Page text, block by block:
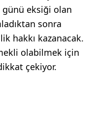
günü eksiği olan
sonra
hakkı kazanacak.
olabilmek için
çekiyor.